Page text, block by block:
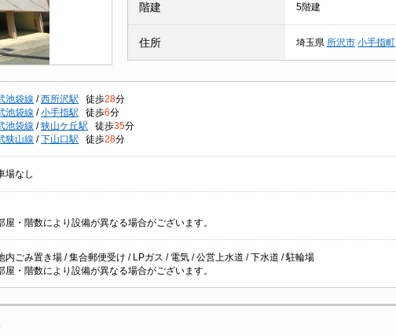
階建 5階建
住所 埼玉県 所沢市 小手指町
池袋線 / 西所沢駅 徒歩28分
池袋線 / 小手指駅 徒歩6分
池袋線 / 狭山ケ丘駅 徒歩35分
狭山線 / 下山口駅 徒歩28分
場なし
屋・階数により設備が異なる場合がございます。
内ごみ置き場 / 集合郵便受け / LPガス / 電気 / 公営上水道 / 下水道 / 駐輪場
屋・階数により設備が異なる場合がございます。